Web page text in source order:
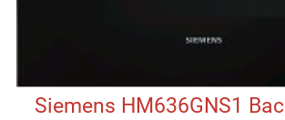
Siemens HM636GNS1